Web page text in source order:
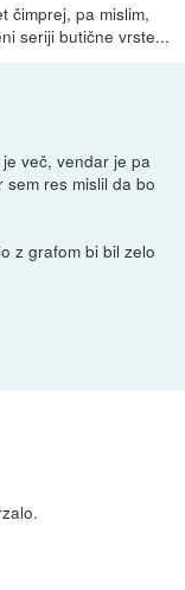
čimprej, pa mislim,
seriji butične vrste...
več, vendar je pa
res mislil da bo
z grafom bi bil zelo